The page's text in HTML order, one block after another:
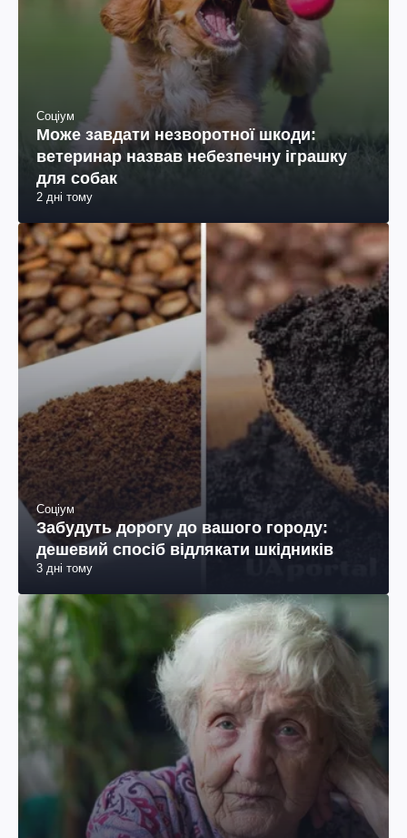
Соціум
Може завдати незворотної шкоди:
ветеринар назвав небезпечну іграшку
для собак
2 дні тому
Соціум
Забудуть дорогу до вашого городу:
дешевий спосіб відлякати шкідників
3 дні тому